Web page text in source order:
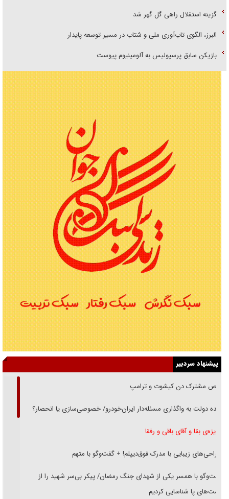
گزینه استقلال راهی گل گهر شد
البرز، الگوی تاب‌آوری ملی و شتاب در مسیر توسعه پایدار
بازیکن سابق پرسپولیس به آلومینیوم پیوست
پیشنهاد سردبیر
رقص مشترک دن کیشوت و ترامپ
دنده دولت به واگذاری مسئله‌دار ایران‌خودرو/ خصوصی‌سازی یا انحصار؟
غریزه‌ی بقا و آقای باقی و رفقا
جراحی‌های زیبایی با مدرک فوق‌دیپلم! + گفت‌وگو با متهم
گفت‌وگو با همسر یکی از شهدای جنگ رمضان/ پیکر بی‌سر شهید را از
انگشت‌های پا شناسایی کردیم